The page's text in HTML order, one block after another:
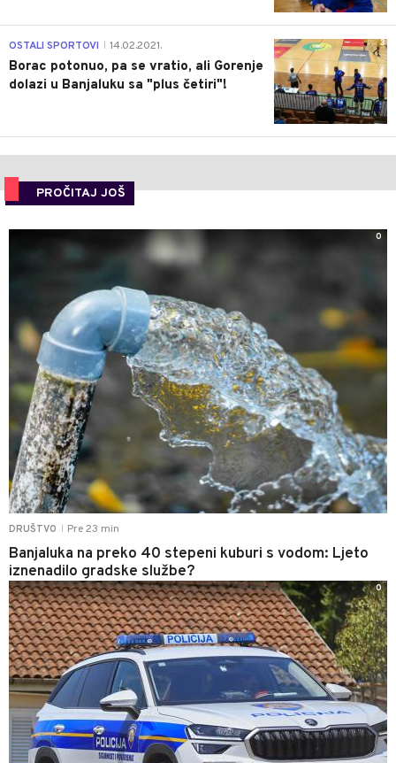
3
OSTALI SPORTOVI 14.02.2021.
Borac potonuo, pa se vratio, ali Gorenje
dolazi u Banjaluku sa "plus četiri"!
PROČITAJ JOŠ
DRUŠTVO Pre 23 min
Banjaluka na preko 40 stepeni kuburi s vodom: Ljeto
iznenadilo gradske službe?
0
0